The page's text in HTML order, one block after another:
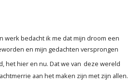
werk bedacht ik me dat mijn droom een
en mijn gedachten versprongen
het hier en nu. Dat we van deze wereld
aan het maken zijn met zijn allen.